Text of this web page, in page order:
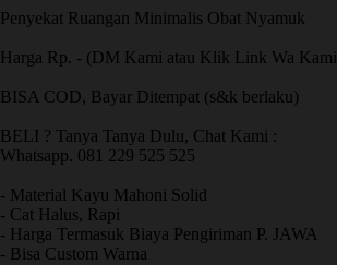
Penyekat Ruangan Minimalis Obat Nyamuk
Harga Rp. - (DM Kami atau Klik Link Wa
BISA COD, Bayar Ditempat (s&k berlaku)
BELI ? Tanya Tanya Dulu, Chat Kami :
Whatsapp. 081 229 525 525
- Material Kayu Mahoni Solid
- Cat Halus, Rapi
- Harga Termasuk Biaya Pengiriman P. JAWA
- Bisa Custom Warna